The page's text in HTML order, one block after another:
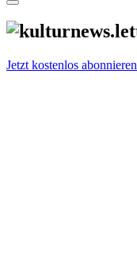
Jetzt kostenlos abonnieren